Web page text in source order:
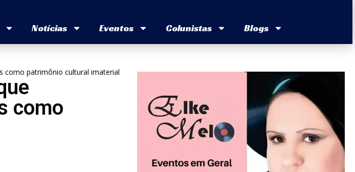
Notícias Eventos Colunistas Blogs
como patrimônio cultural imaterial
como